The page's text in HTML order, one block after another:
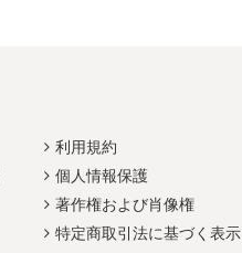
利用規約
個人情報保護
著作権および肖像権
特定商取引法に基づく表示